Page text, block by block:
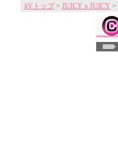
iiVトップ> JUICY x JUICY >